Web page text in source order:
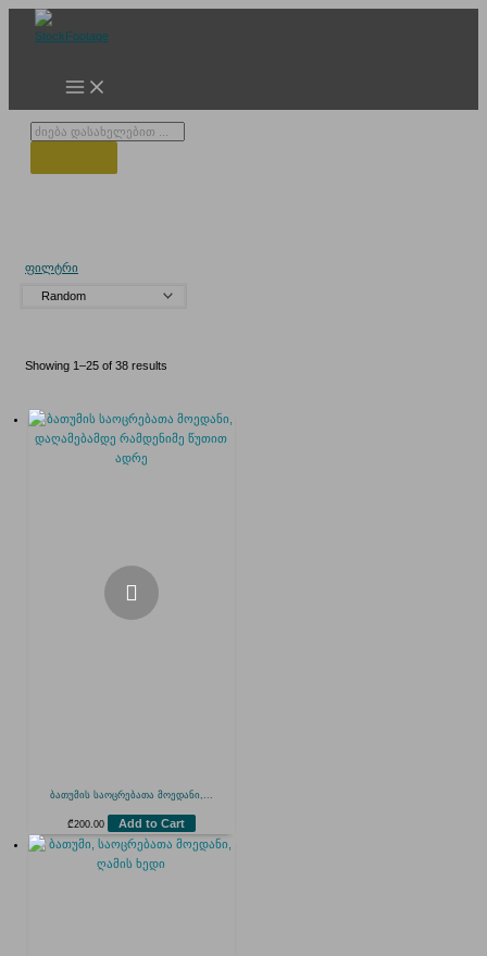
Products
ფილტრი
Showing 1–25 of 38 results
ბათუმის საოცრებათა მოედანი,...
₾200.00 Add to Cart